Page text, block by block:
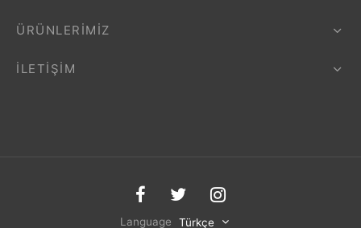
İLETIŞIM
ÜRÜNLERIMIZ
Language Türkçe